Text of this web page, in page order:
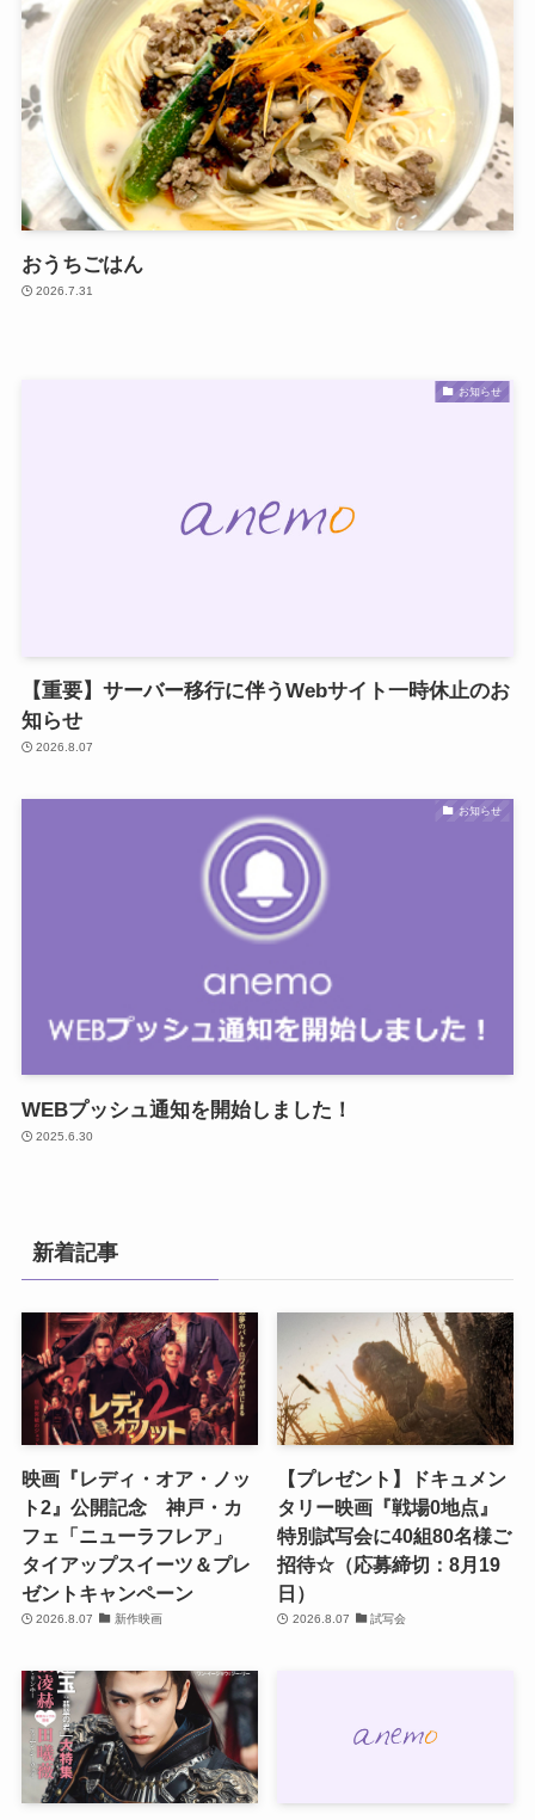
おうちごはん
2026.7.31
お知らせ
【重要】サーバー移行に伴うWebサイト一時休止のお
知らせ
2026.8.07
お知らせ
WEBプッシュ通知を開始しました！
2025.6.30
新着記事
映画『レディ・オア・ノッ
ト2』公開記念 神戸・カ
フェ「ニューラフレア」
タイアップスイーツ＆プレ
ゼントキャンペーン
2026.8.07 新作映画
【プレゼント】ドキュメン
タリー映画『戦場0地点』
特別試写会に40組80名様ご
招待☆（応募締切：8月19
日）
2026.8.07 試写会